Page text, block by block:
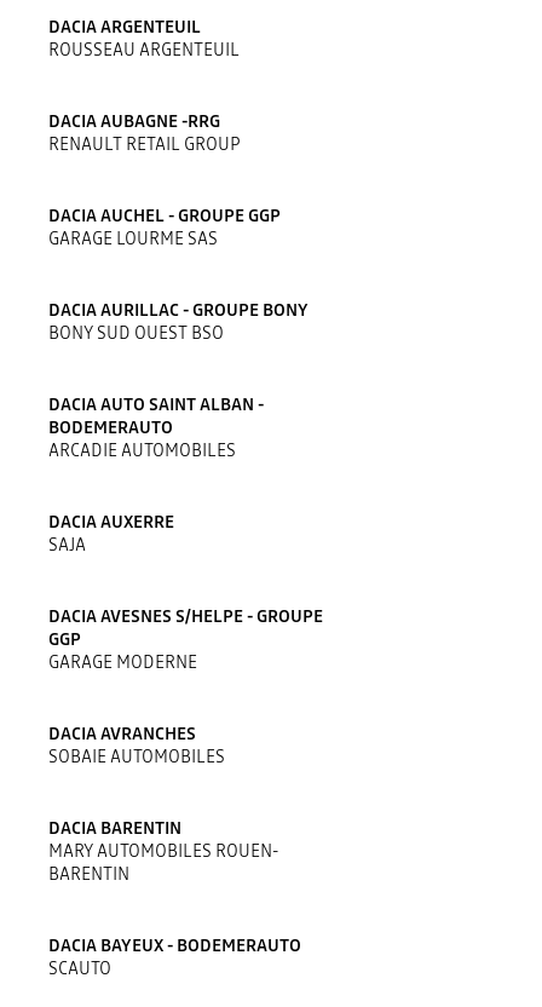
DACIA ARGENTEUIL
ROUSSEAU ARGENTEUIL
DACIA AUBAGNE -RRG
RENAULT RETAIL GROUP
DACIA AUCHEL - GROUPE GGP
GARAGE LOURME SAS
DACIA AURILLAC - GROUPE BONY
BONY SUD OUEST BSO
DACIA AUTO SAINT ALBAN -
BODEMERAUTO
ARCADIE AUTOMOBILES
DACIA AUXERRE
SAJA
DACIA AVESNES S/HELPE - GROUPE
GGP
GARAGE MODERNE
DACIA AVRANCHES
SOBAIE AUTOMOBILES
DACIA BARENTIN
MARY AUTOMOBILES ROUEN-
BARENTIN
DACIA BAYEUX - BODEMERAUTO
SCAUTO